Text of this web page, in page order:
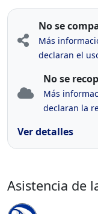
No se
Más
declaran el
No se
Más
declaran la
Ver detalles
Asistencia de